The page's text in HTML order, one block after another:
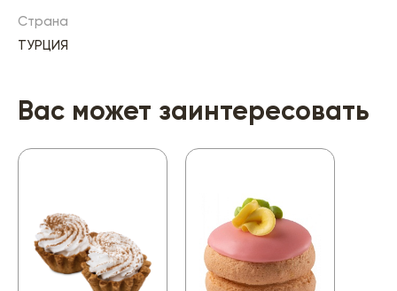
Страна
ТУРЦИЯ
Вас может заинтересовать